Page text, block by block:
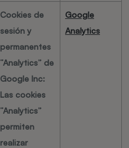
Cookies de
sesión y
permanentes
“Analytics” de
Google Inc:
Las cookies
“Analytics”
permiten
realizar
Google
Analytics